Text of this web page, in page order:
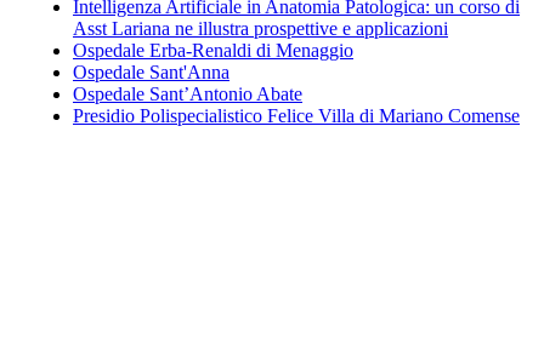
Intelligenza Artificiale in Anatomia Patologica: un corso di
Asst Lariana ne illustra prospettive e applicazioni
Ospedale Erba-Renaldi di Menaggio
Ospedale Sant'Anna
Ospedale Sant’Antonio Abate
Presidio Polispecialistico Felice Villa di Mariano Comense